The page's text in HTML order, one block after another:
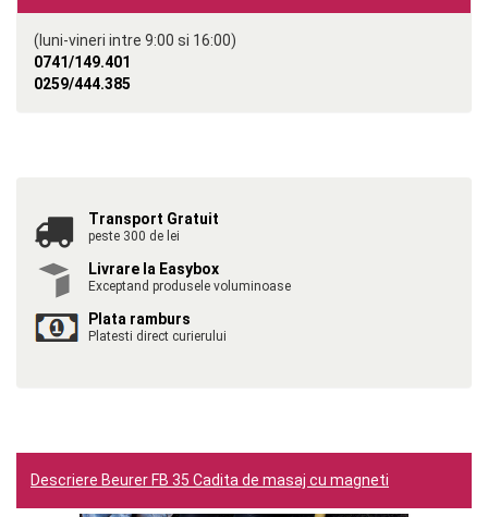
(luni-vineri intre 9:00 si 16:00)
0741/149.401
0259/444.385
Transport Gratuit
peste 300 de lei
Livrare la Easybox
Exceptand produsele voluminoase
Plata ramburs
Platesti direct curierului
Descriere Beurer FB 35 Cadita de masaj cu magneti